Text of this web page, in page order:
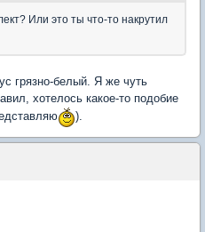
Или это ты что-то накрутил
грязно-белый. Я же чуть
хотелось какое-то подобие
).